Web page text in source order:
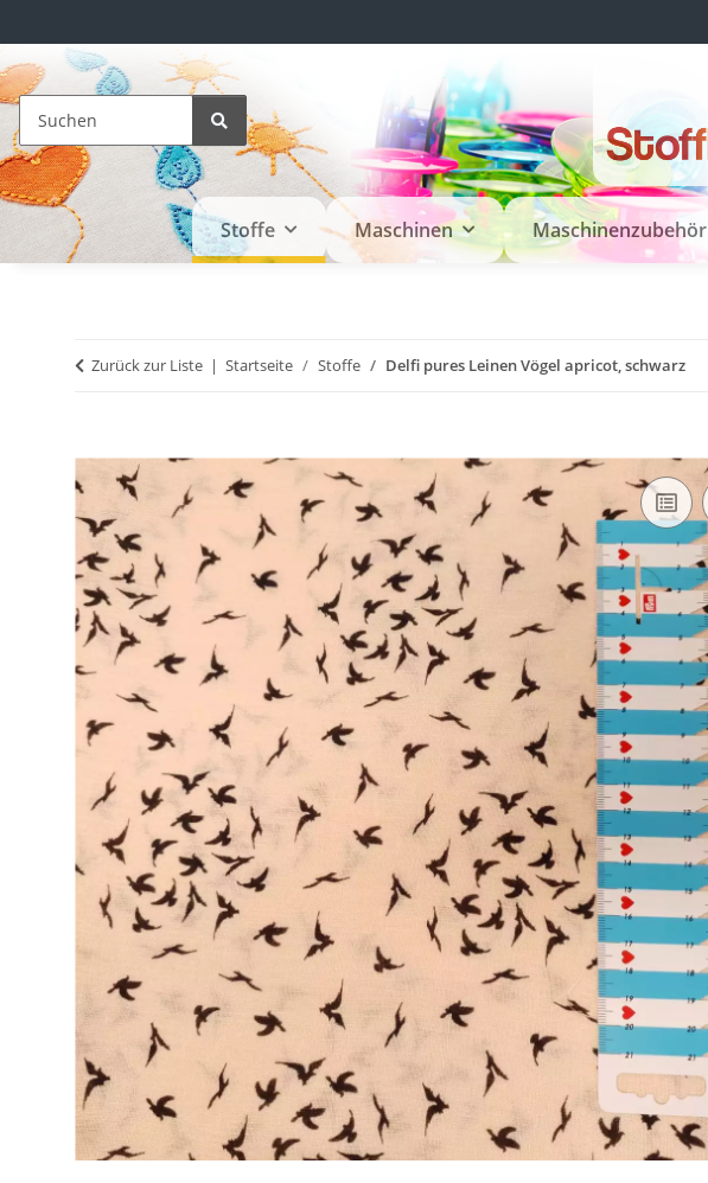
Stoffe Maschinen Maschinenzubehör
Zurück zur Liste Startseite Stoffe Delfi pures Leinen Vögel apricot, schwarz